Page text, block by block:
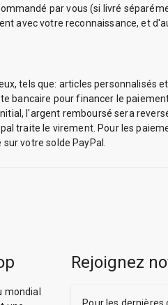
par vous (si livré
votre reconnaissance, et
tels que: articles personnalisés
bancaire pour financer le
l'argent remboursé sera
traite le virement. Pour les
votre solde PayPal.
mondial
Rejoignez